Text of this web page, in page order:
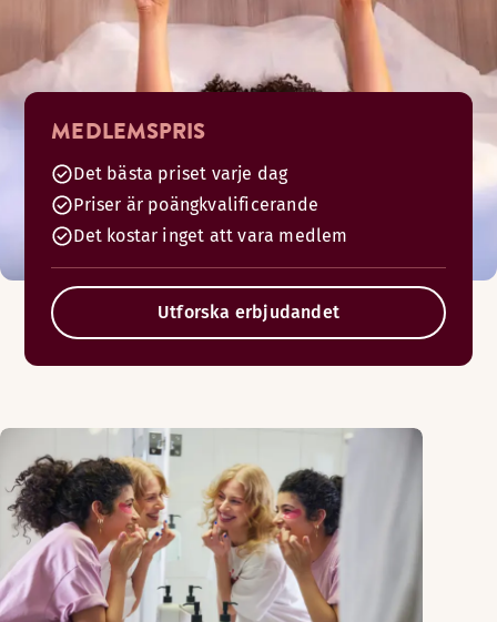
MEDLEMSPRIS
Det bästa priset varje dag
Priser är poängkvalificerande
Det kostar inget att vara medlem
Utforska erbjudandet